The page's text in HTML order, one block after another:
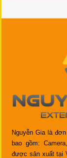
Nguyễn Gia là
bao gồm:
được sản xuất tại